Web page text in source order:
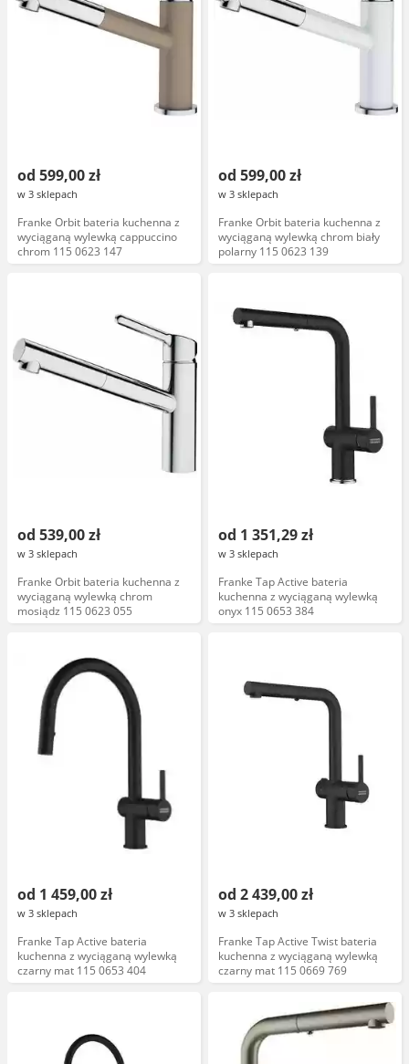
od 599,00 zł
w 3 sklepach
Franke Orbit bateria kuchenna z
wyciąganą wylewką cappuccino
chrom 115 0623 147
od 599,00 zł
w 3 sklepach
Franke Orbit bateria kuchenna z
wyciąganą wylewką chrom biały
polarny 115 0623 139
od 539,00 zł
w 3 sklepach
Franke Orbit bateria kuchenna z
wyciąganą wylewką chrom
mosiądz 115 0623 055
od 1 351,29 zł
w 3 sklepach
Franke Tap Active bateria
kuchenna z wyciąganą wylewką
onyx 115 0653 384
od 1 459,00 zł
w 3 sklepach
Franke Tap Active bateria
kuchenna z wyciąganą wylewką
czarny mat 115 0653 404
od 2 439,00 zł
w 3 sklepach
Franke Tap Active Twist bateria
kuchenna z wyciąganą wylewką
czarny mat 115 0669 769